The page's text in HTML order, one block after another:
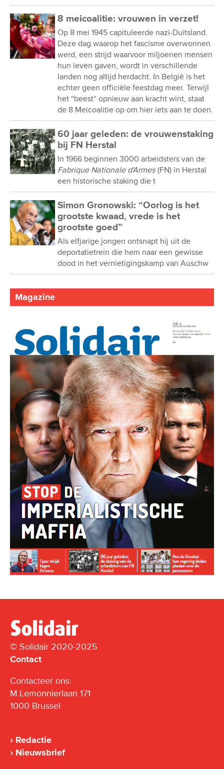
8 meicoalitie: vrouwen in verzet!
Op 8 mei 1945 capituleerde nazi-Duitsland.
Deze dag waarop het fascisme overwonnen
werd, een strijd waarvoor miljoenen mensen
hun leven gaven, wordt in verschillende
landen nog altijd herdacht. In België is het
echter geen officiële feestdag meer. Terwijl
het “beest” opnieuw aan kracht wint, staat
de 8 Meicoalitie op om hier iets aan te doen.
60 jaar geleden: de vrouwenstaking
bij FN Herstal
In 1966 beginnen 3000 arbeidsters van de
Fabrique Nationale d'Armes (FN) in Herstal
een historische staking die t
Simon Gronowski: “Oorlog is het
grootste kwaad, vrede is het
grootste goed”
Als elfjarige jongen ontsnapt hij uit de
deportatietrein die hem naar een gewisse
dood in het vernietigingskamp van Auschw
Magazine
© Solidair 2020-2025
Contact
Contacteer ons:
M.Lemonnierlaan 171
1000 Brussel
Redactie
Nieuwsbrief